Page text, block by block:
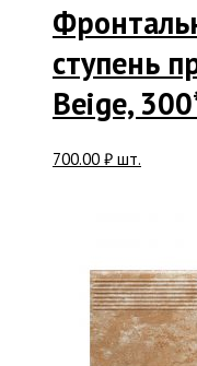
ступень
Beige,
700.00 ₽ шт.